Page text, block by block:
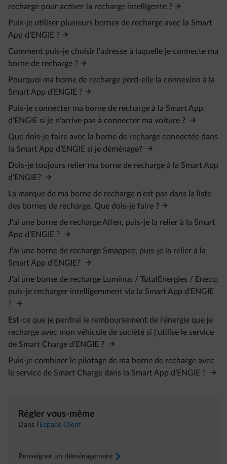
recharge pour activer la recharge intelligente ?
Puis-je utiliser plusieurs bornes de recharge avec la Smart
App d’ENGIE ?
Comment puis-je choisir l'adresse à laquelle je connecte ma
borne de recharge ?
Pourquoi ma borne de recharge perd-elle la connexion à la
Smart App d’ENGIE ?
Puis-je connecter ma borne de recharge à la Smart App
d’ENGIE si je n'arrive pas à connecter ma voiture ?
Que dois-je faire avec la borne de recharge connectée dans
la Smart App d’ENGIE si je déménage?
Dois-je toujours relier ma borne de recharge à la Smart App
d’ENGIE?
La marque de ma borne de recharge n'est pas dans la liste
des bornes de recharge. Que dois-je faire ?
J'ai une borne de recharge Alfen, puis-je la relier à la Smart
App d’ENGIE ?
J'ai une borne de recharge Smappee, puis-je la relier à la
Smart App d’ENGIE?
J'ai une borne de recharge Luminus / TotalEnergies / Eneco,
puis-je recharger intelligemment via la Smart App d’ENGIE
?
Est-ce que je perdrai le remboursement de l'énergie que je
recharge avec mon véhicule de société si j'utilise le service
de Smart Charge d'ENGIE ?
Puis-je combiner le pilotage de ma borne de recharge avec
le service de Smart Charge dans la Smart App d’ENGIE ?
Régler vous-même
Dans l’ Espace Client
Renseigner un déménagement arrow-right